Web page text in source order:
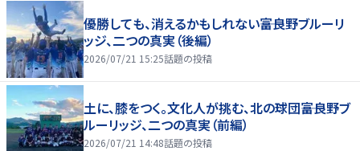
優勝しても、消えるかもしれない――富良野ブルーリ
ッジ、二つの真実（後編）
2026/07/21 15:25話題の投稿
土に、膝をつく。文化人が挑む、北の球団――富良野ブ
ルーリッジ、二つの真実（前編）
2026/07/21 14:48話題の投稿